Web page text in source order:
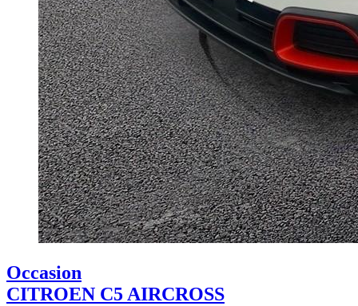
Occasion
CITROEN C5 AIRCROSS